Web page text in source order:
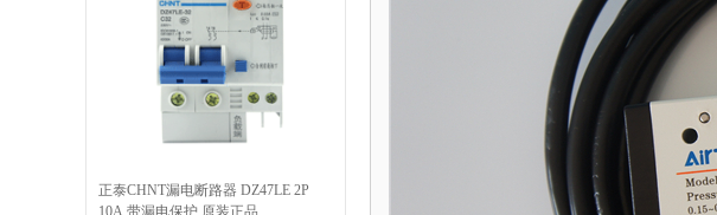
正泰CHNT漏电断路器 DZ47LE 2P
10A 带漏电保护 原装正品